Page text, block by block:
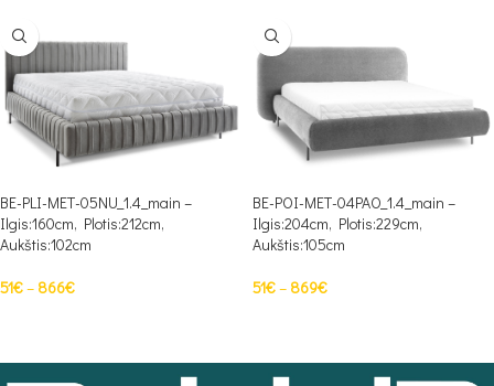
BE-PLI-MET-05NU_1.4_main –
Ilgis:160cm, Plotis:212cm,
Aukštis:102cm
51€– 866€
BE-POI-MET-04PAO_1.4_main –
Ilgis:204cm, Plotis:229cm,
Aukštis:105cm
51€– 869€